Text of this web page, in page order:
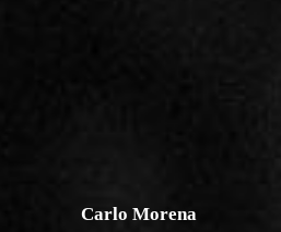
Carlo Morena